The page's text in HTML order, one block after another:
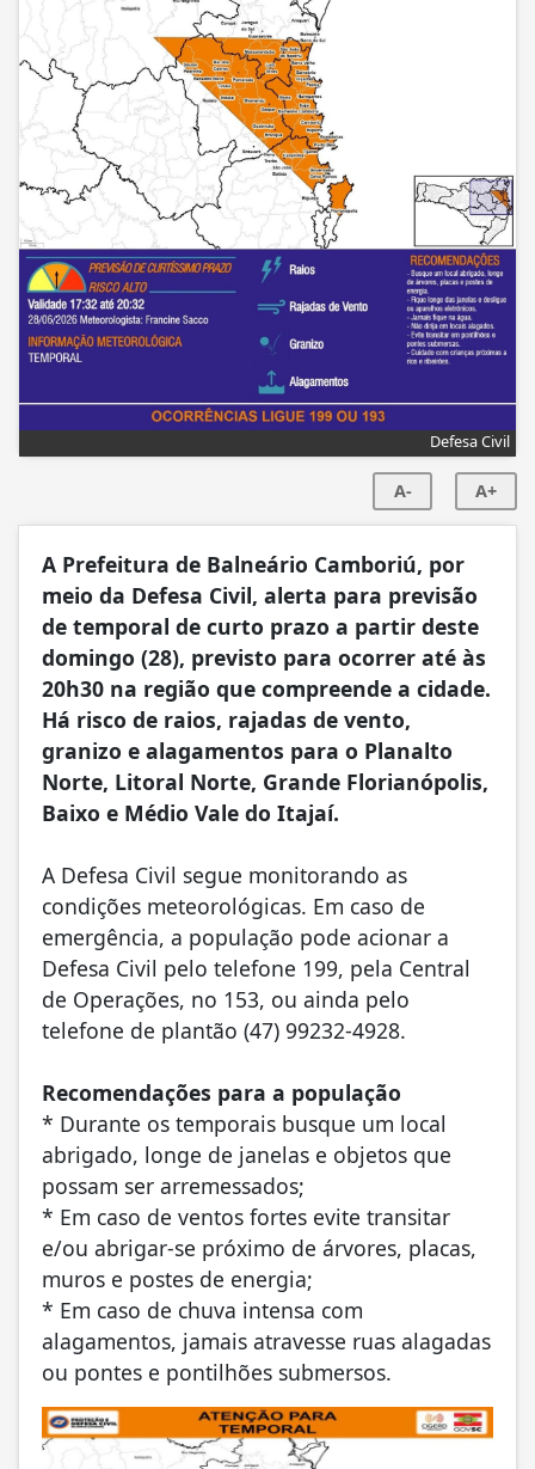
Defesa Civil
A- A+
A Prefeitura de Balneário Camboriú, por
meio da Defesa Civil, alerta para previsão
de temporal de curto prazo a partir deste
domingo (28), previsto para ocorrer até às
20h30 na região que compreende a cidade.
Há risco de raios, rajadas de vento,
granizo e alagamentos para o Planalto
Norte, Litoral Norte, Grande Florianópolis,
Baixo e Médio Vale do Itajaí.
A Defesa Civil segue monitorando as
condições meteorológicas. Em caso de
emergência, a população pode acionar a
Defesa Civil pelo telefone 199, pela Central
de Operações, no 153, ou ainda pelo
telefone de plantão (47) 99232-4928.
Recomendações para a população
* Durante os temporais busque um local
abrigado, longe de janelas e objetos que
possam ser arremessados;
* Em caso de ventos fortes evite transitar
e/ou abrigar-se próximo de árvores, placas,
muros e postes de energia;
* Em caso de chuva intensa com
alagamentos, jamais atravesse ruas alagadas
ou pontes e pontilhões submersos.